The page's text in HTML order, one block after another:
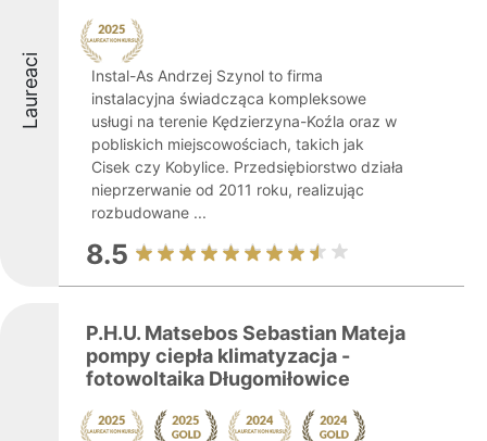
Laureaci
Instal-As Andrzej Szynol to firma
instalacyjna świadcząca kompleksowe
usługi na terenie Kędzierzyna-Koźla oraz w
pobliskich miejscowościach, takich jak
Cisek czy Kobylice. Przedsiębiorstwo działa
nieprzerwanie od 2011 roku, realizując
rozbudowane ...
8.5
P.H.U. Matsebos Sebastian Mateja
pompy ciepła klimatyzacja -
fotowoltaika Długomiłowice